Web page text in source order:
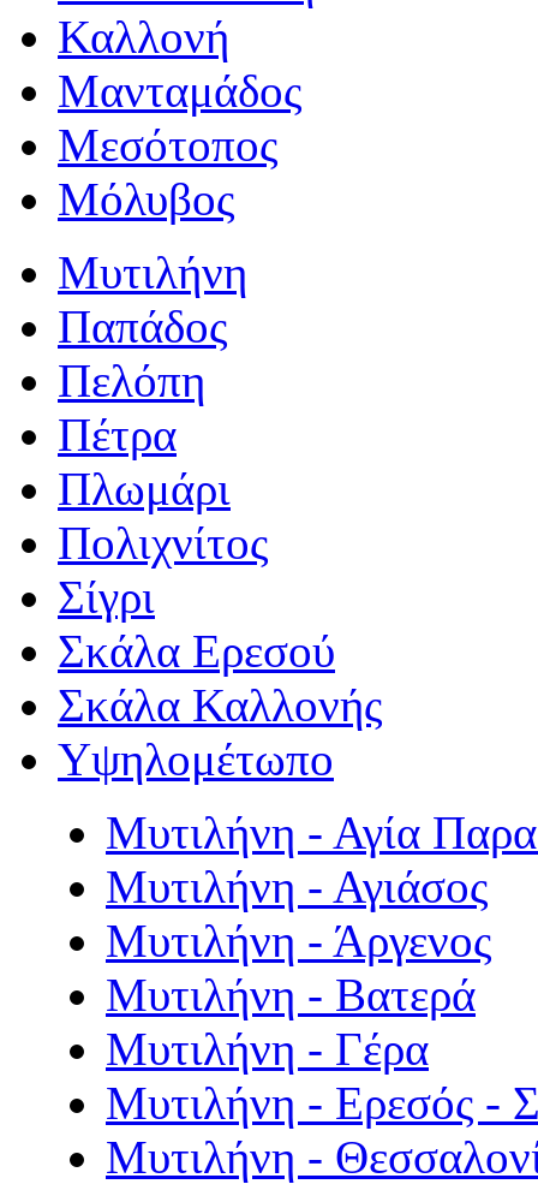
Καλλονή
Μανταμάδος
Μεσότοπος
Μόλυβος
Μυτιλήνη
Παπάδος
Πελόπη
Πέτρα
Πλωμάρι
Πολιχνίτος
Σίγρι
Σκάλα Ερεσού
Σκάλα Καλλονής
Υψηλομέτωπο
Μυτιλήνη - Αγία
Μυτιλήνη - Αγιάσος
Μυτιλήνη - Άργενος
Μυτιλήνη - Βατερά
Μυτιλήνη - Γέρα
Μυτιλήνη - Ερεσός -
Μυτιλήνη -